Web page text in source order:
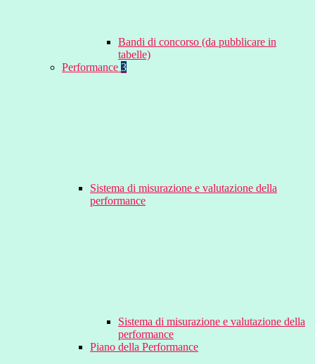
Bandi di concorso (da pubblicare in
tabelle)
Performance 3
Sistema di misurazione e valutazione della
performance
Sistema di misurazione e valutazione della
performance
Piano della Performance